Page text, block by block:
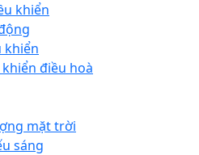
khiển
khiển
điều hoà
mặt trời
sáng